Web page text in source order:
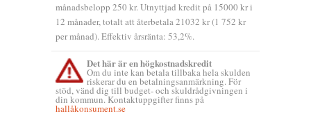
månadsbelopp 250 kr. Utnyttjad kredit på 15000 kr i
12 månader, totalt att återbetala 21032 kr (1 752 kr
per månad). Effektiv årsränta: 53,2%.
Det här är en högkostnadskredit
Om du inte kan betala tillbaka hela skulden
riskerar du en betalningsanmärkning. För
stöd, vänd dig till budget- och skuldrådgivningen i
din kommun. Kontaktuppgifter finns på
hallåkonsument.se